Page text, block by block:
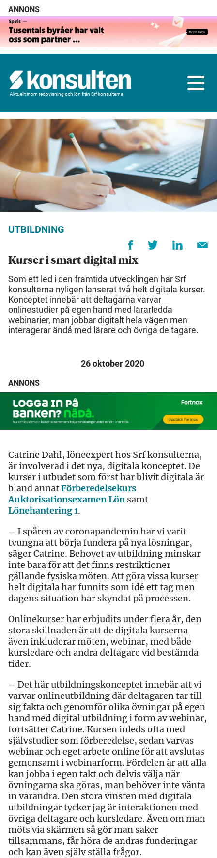
ANNONS
Aktuellt inom redovisning och lön från Srf konsulterna
UTBILDNING
Kurser i smart digital mix
Som ett led i den framtida utvecklingen har Srf
konsulterna nyligen lanserat två helt digitala kurser.
Konceptet innebär att deltagarna varvar
onlinestudier på egen hand med lärarledda
webinarier, man jobbar digitalt hela vägen men
interagerar ändå med lärare och övriga deltagare.
26 oktober 2020
ANNONS
Catrine Dahl, löneexpert hos Srf konsulterna,
är involverad i det nya, digitala konceptet. De
kurser i utbudet som först har blivit digitala är
bland annatFörberedelsekurs
Auktorisationsexamen Lön samt
Lönehantering 1.
– I spåren av coronapandemin har vi varit
tvungna att börja fundera på nya lösningar,
säger Catrine. Behovet av utbildning minskar
inte bara för att det finns restriktioner
gällande fysiska möten. Att göra vissa kurser
helt digitala har funnits som idé ett tag men
dagens situation har skyndat på processen.
Onlinekurser har erbjudits under flera år, den
stora skillnaden är att de digitala kurserna
även inkluderar möten, webinar, med både
kursledare och andra deltagare vid bestämda
tider.
– Det här utbildningskonceptet innebär att vi
varvar onlineutbildning där deltagaren tar till
sig fakta och genomför olika övningar på egen
hand med digital utbildning i form av webinar,
fortsätter Catrine. Kursen inleds ofta med
självstudier som förberedelse, sedan varvas
webinar och eget arbete online för att avslutas
gemensamt i webinarform. Fördelen är att alla
kan jobba i egen takt och delvis välja när
övningarna ska göras, man behöver inte vänta
in varandra. Den stora vinsten med digitala
utbildningar tycker jag är interaktionen med
övriga deltagare och kursledare. Även om man
möts via skärmen så gör man saker
tillsammans, får höra de andras funderingar
och kan även själv ställa frågor.